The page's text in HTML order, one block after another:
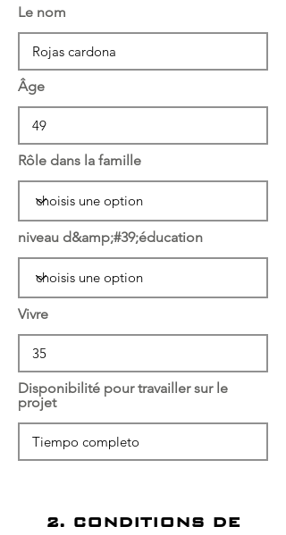
Le nom
Âge
Rôle dans la famille
niveau d&amp;#39;éducation
Vivre
Disponibilité pour travailler sur le
projet
2. CONDITIONS DE